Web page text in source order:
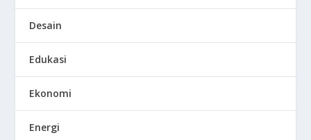
Desain
Edukasi
Ekonomi
Energi